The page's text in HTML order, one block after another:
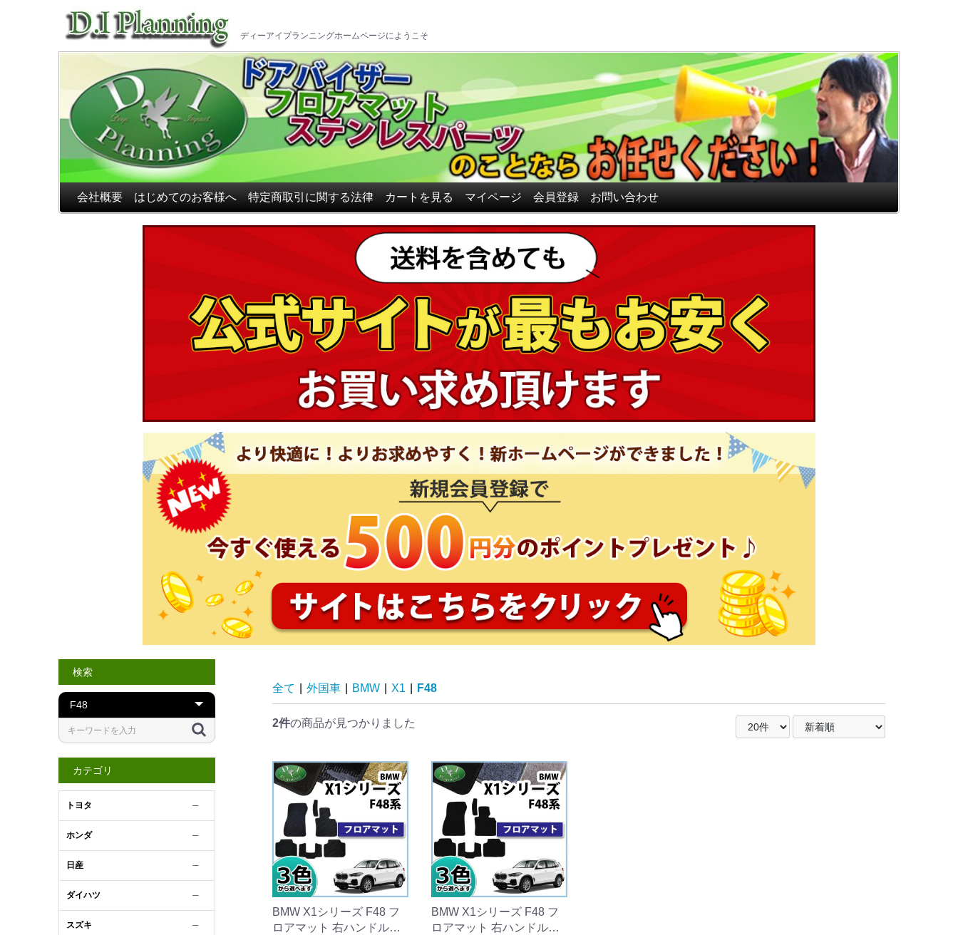
ディーアイプランニングホームページにようこそ
会社概要 はじめてのお客様へ 特定商取引に関する法律 カートを見る マイページ 会員登録 お問い合わせ
検索
カテゴリ
トヨタ ─
ホンダ ─
日産 ─
ダイハツ ─
スズキ ─
全て 外国車 BMW X1 F48
2件の商品が見つかりました
BMW X1シリーズ F48 フ
ロアマット 右ハンドル用
BMW X1シリーズ F48 フ
ロアマット 右ハンドル用